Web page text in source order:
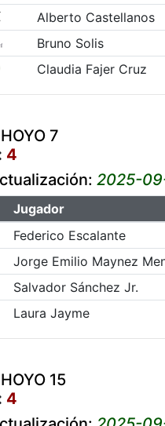
Alberto Castellanos
Bruno Solis
Claudia Fajer Cruz
7
4
2025-
Jugador
Federico Escalante
Jorge Emilio Maynez
Salvador Sánchez Jr.
Laura Jayme
15
4